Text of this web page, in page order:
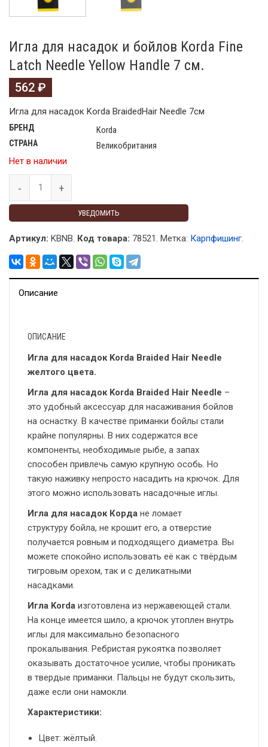
Игла для насадок и бойлов Korda Fine
Latch Needle Yellow Handle 7 см.
562 ₽
Игла для насадок Korda BraidedHair Needle 7см
БРЕНД Korda
СТРАНА
Великобритания
Нет в наличии
УВЕДОМИТЬ
Артикул: KBNB. Код товара: 78521. Метка: Карпфишинг.
Описание
ОПИСАНИЕ
Игла для насадок Korda Braided Hair Needle
желтого цвета.
Игла для насадок Korda Braided Hair Needle –
это удобный аксессуар для насаживания бойлов
на оснастку. В качестве приманки бойлы стали
крайне популярны. В них содержатся все
компоненты, необходимые рыбе, а запах
способен привлечь самую крупную особь. Но
такую наживку непросто насадить на крючок. Для
этого можно использовать насадочные иглы.
Игла для насадок Корда не ломает
структуру бойла, не крошит его, а отверстие
получается ровным и подходящего диаметра. Вы
можете спокойно использовать её как с твёрдым
тигровым орехом, так и с деликатными
насадками.
Игла Korda изготовлена из нержавеющей стали.
На конце имеется шило, а крючок утоплен внутрь
иглы для максимально безопасного
прокалывания. Ребристая рукоятка позволяет
оказывать достаточное усилие, чтобы проникать
в твердые приманки. Пальцы не будут скользить,
даже если они намокли.
Характеристики:
Цвет: жёлтый.